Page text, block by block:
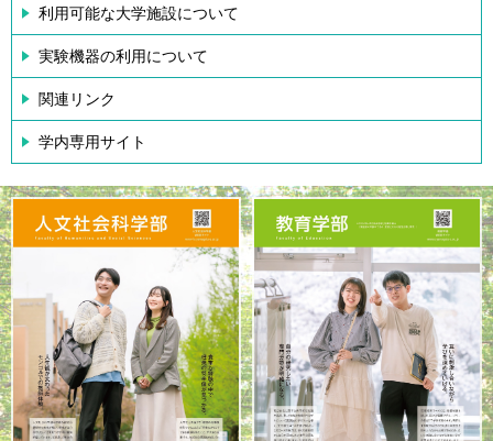
利用可能な大学施設について
実験機器の利用について
関連リンク
学内専用サイト